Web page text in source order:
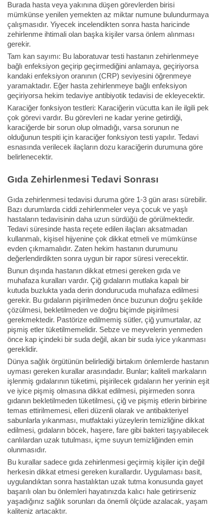
Burada hasta veya yakınına düşen görevlerden birisi
mümkünse yenilen yemekten az miktar numune bulundurmaya
çalışmasıdır. Yiyecek incelendikten sonra hasta haricinde
zehirlenme ihtimali olan başka kişiler varsa önlem alınması
gerekir.
Tam kan sayımı: Bu laboratuvar testi hastanın zehirlenmeye
bağlı enfeksiyon geçirip geçirmediğini anlamaya, geçiriyorsa
kandaki enfeksiyon oranının (CRP) seviyesini öğrenmeye
yaramaktadır. Eğer hasta zehirlenmeye bağlı enfeksiyon
geçiriyorsa hekim tedaviye antibiyotik tedavisi de ekleyecektir.
Karaciğer fonksiyon testleri: Karaciğerin vücutta kan ile ilgili pek
çok görevi vardır. Bu görevleri ne kadar yerine getirdiği,
karaciğerde bir sorun olup olmadığı, varsa sorunun ne
olduğunun tespiti için karaciğer fonksiyon testi yapılır. Tedavi
esnasında verilecek ilaçların dozu karaciğerin durumuna göre
belirlenecektir.
Gıda Zehirlenmesi Tedavi Sonrası
Gıda zehirlenmesi tedavisi duruma göre 1-3 gün arası sürebilir.
Bazı durumlarda ciddi zehirlenmeler veya çocuk ve yaşlı
hastaların tedavisinin daha uzun sürdüğü de görülmektedir.
Tedavi süresinde hasta reçete edilen ilaçları aksatmadan
kullanmalı, kişisel hijyenine çok dikkat etmeli ve mümkünse
evden çıkmamalıdır. Zaten hekim hastanın durumunu
değerlendirdikten sonra uygun bir rapor süresi verecektir.
Bunun dışında hastanın dikkat etmesi gereken gıda ve
muhafaza kuralları vardır. Çiğ gıdaların mutlaka kapalı bir
kutuda buzlukta yada derin dondurucuda muhafaza edilmesi
gerekir. Bu gıdaların pişirilmeden önce buzunun doğru şekilde
çözülmesi, bekletilmeden ve doğru biçimde pişirilmesi
gerekmektedir. Pastörize edilmemiş sütler, çiğ yumurtalar, az
pişmiş etler tüketilmemelidir. Sebze ve meyvelerin yenmeden
önce kap içindeki bir suda değil, akan bir suda iyice yıkanması
gereklidir.
Dünya sağlık örgütünün belirlediği birtakım önlemlerde hastanın
uyması gereken kurallar arasındadır. Bunlar; kaliteli markaların
işlenmiş gıdalarının tüketimi, pişirilecek gıdaların her yerinin eşit
ve iyice pişmiş olmasına dikkat edilmesi, pişirmeden sonra
gıdanın bekletilmeden tüketilmesi, çiğ ve pişmiş etlerin birbirine
temas ettirilmemesi, elleri düzenli olarak ve antibakteriyel
sabunlarla yıkanması, mutfaktaki yüzeylerin temizliğine dikkat
edilmesi, gıdaların böcek, haşere, fare gibi bakteri taşıyabilecek
canlılardan uzak tutulması, içme suyun temizliğinden emin
olunmasıdır.
Bu kurallar sadece gıda zehirlenmesi geçirmiş kişiler için değil
herkesin dikkat etmesi gereken kurallardır. Uygulaması basit,
uygulandıktan sonra hastalıktan uzak tutma konusunda gayet
başarılı olan bu önlemleri hayatınızda kalıcı hale getirirseniz
yaşadığınız sağlık sorunları da önemli ölçüde azalacak, yaşam
kaliteniz artacaktır.